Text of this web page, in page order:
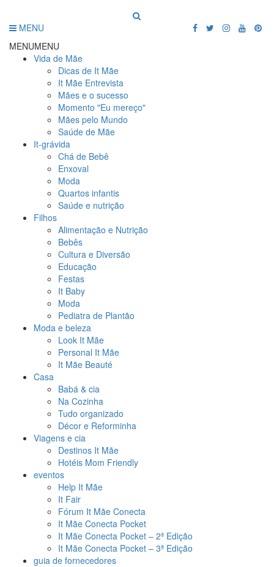
MENU
MENUMENU
Vida de Mãe
Dicas de It Mãe
It Mãe Entrevista
Mães e o sucesso
Momento "Eu mereço"
Mães pelo Mundo
Saúde de Mãe
It-grávida
Chá de Bebê
Enxoval
Moda
Quartos infantis
Saúde e nutrição
Filhos
Alimentação e Nutrição
Bebês
Cultura e Diversão
Educação
Festas
It Baby
Moda
Pediatra de Plantão
Moda e beleza
Look It Mãe
Personal It Mãe
It Mãe Beauté
Casa
Babá & cia
Na Cozinha
Tudo organizado
Décor e Reforminha
Viagens e cia
Destinos It Mãe
Hotéis Mom Friendly
eventos
Help It Mãe
It Fair
Fórum It Mãe Conecta
It Mãe Conecta Pocket
It Mãe Conecta Pocket – 2ª Edição
It Mãe Conecta Pocket – 3ª Edição
guia de fornecedores